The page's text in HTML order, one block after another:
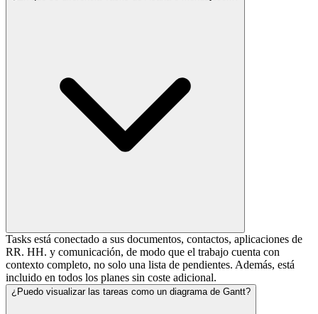
Tasks está conectado a sus documentos, contactos, aplicaciones de
RR. HH. y comunicación, de modo que el trabajo cuenta con
contexto completo, no solo una lista de pendientes. Además, está
incluido en todos los planes sin coste adicional.
¿Puedo visualizar las tareas como un diagrama de Gantt?